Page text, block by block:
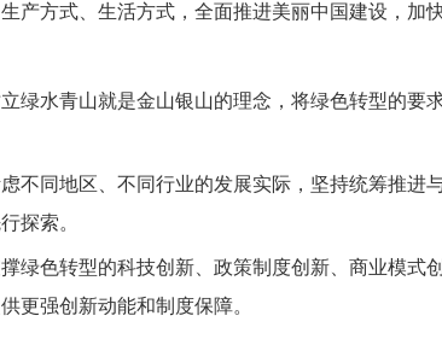
产方式、生活方式，全面推进美丽中国建设，加
水青山就是金山银山的理念，将绿色转型的要
同地区、不同行业的发展实际，坚持统筹推进
探索。
色转型的科技创新、政策制度创新、商业模式
更强创新动能和制度保障。